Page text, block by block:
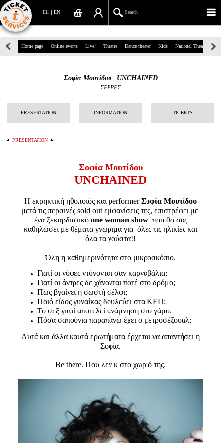
EN
EL Search
39, Panepistimiou Str, Athens
info@ticketservices.gr
Search
Sign up/Sign in
Search your order
Personal Data
Information
Είσοδος διαχειριστή
Home page Online events Live! Theatre Dance theater Kids National Theatre
Σοφία Μουτίδου | UNCHAINED
ΣΕΡΡΕΣ
PRESENTATION INFORMATION TICKETS
PRESENTATION
Σοφία Μουτίδου
UNCHAINED
Η εκρηκτική ηθοποιός και performerΣοφία Μουτίδου
μετά τις περσινές sold out εμφανίσεις της, επιστρέφει με
ένα ξεκαρδιστικό one woman showπου θα σας
καθηλώσει με θέματα γνώριμα για όλες τις ηλικίες και
όλα τα γούστα!!
Όλη η καθημερινότητα στο μικροσκόπιο.
Γιατί οι νύφες ντύνονται σαν καρναβάλια;
Γιατί οι άντρες δε χάνονται ποτέ στο δρόμο;
Πως βγαίνει η σωστή σέλφι;
Ποιό είδος γυναίκας δουλεύει στα ΚΕΠ;
Το σεξ γιατί αποτελεί ανάμνηση στο γάμο;
Πόσα σαπούνια παραπάνω έχει ο μετροσέξουαλ;
Αυτά και άλλα καυτά ερωτήματα έρχεται να απαντήσει η
Σοφία.
Be there. Που λεν κ στο χωριό της.